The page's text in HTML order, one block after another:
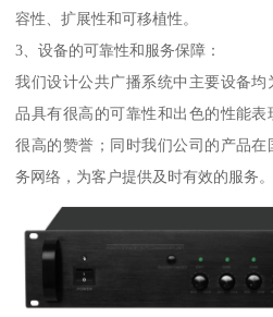
容性、扩展性和可移植性。
3、设备的可靠性和服务保障：
我们设计公共广播系统中主要设备
品具有很高的可靠性和出色的性能
很高的赞誉；同时我们公司的产品
务网络，为客户提供及时有效的服务。